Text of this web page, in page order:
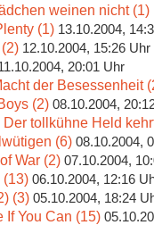
weinen nicht (1)
(1) 13.10.2004,
12.10.2004, 15:26 Uhr
20:01 Uhr
der Besessenheit
(2) 08.10.2004,
Der tollkühne Held
(6) 08.10.2004,
War (2) 07.10.2004,
(13) 06.10.2004, 12:16
(3) 05.10.2004, 18:24
If You Can (15)